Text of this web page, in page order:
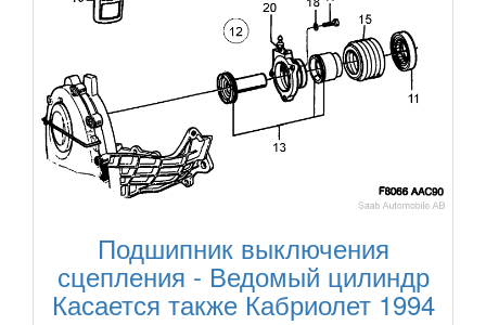
Подшипник выключения
сцепления - Ведомый цилиндр
Касается также Кабриолет 1994